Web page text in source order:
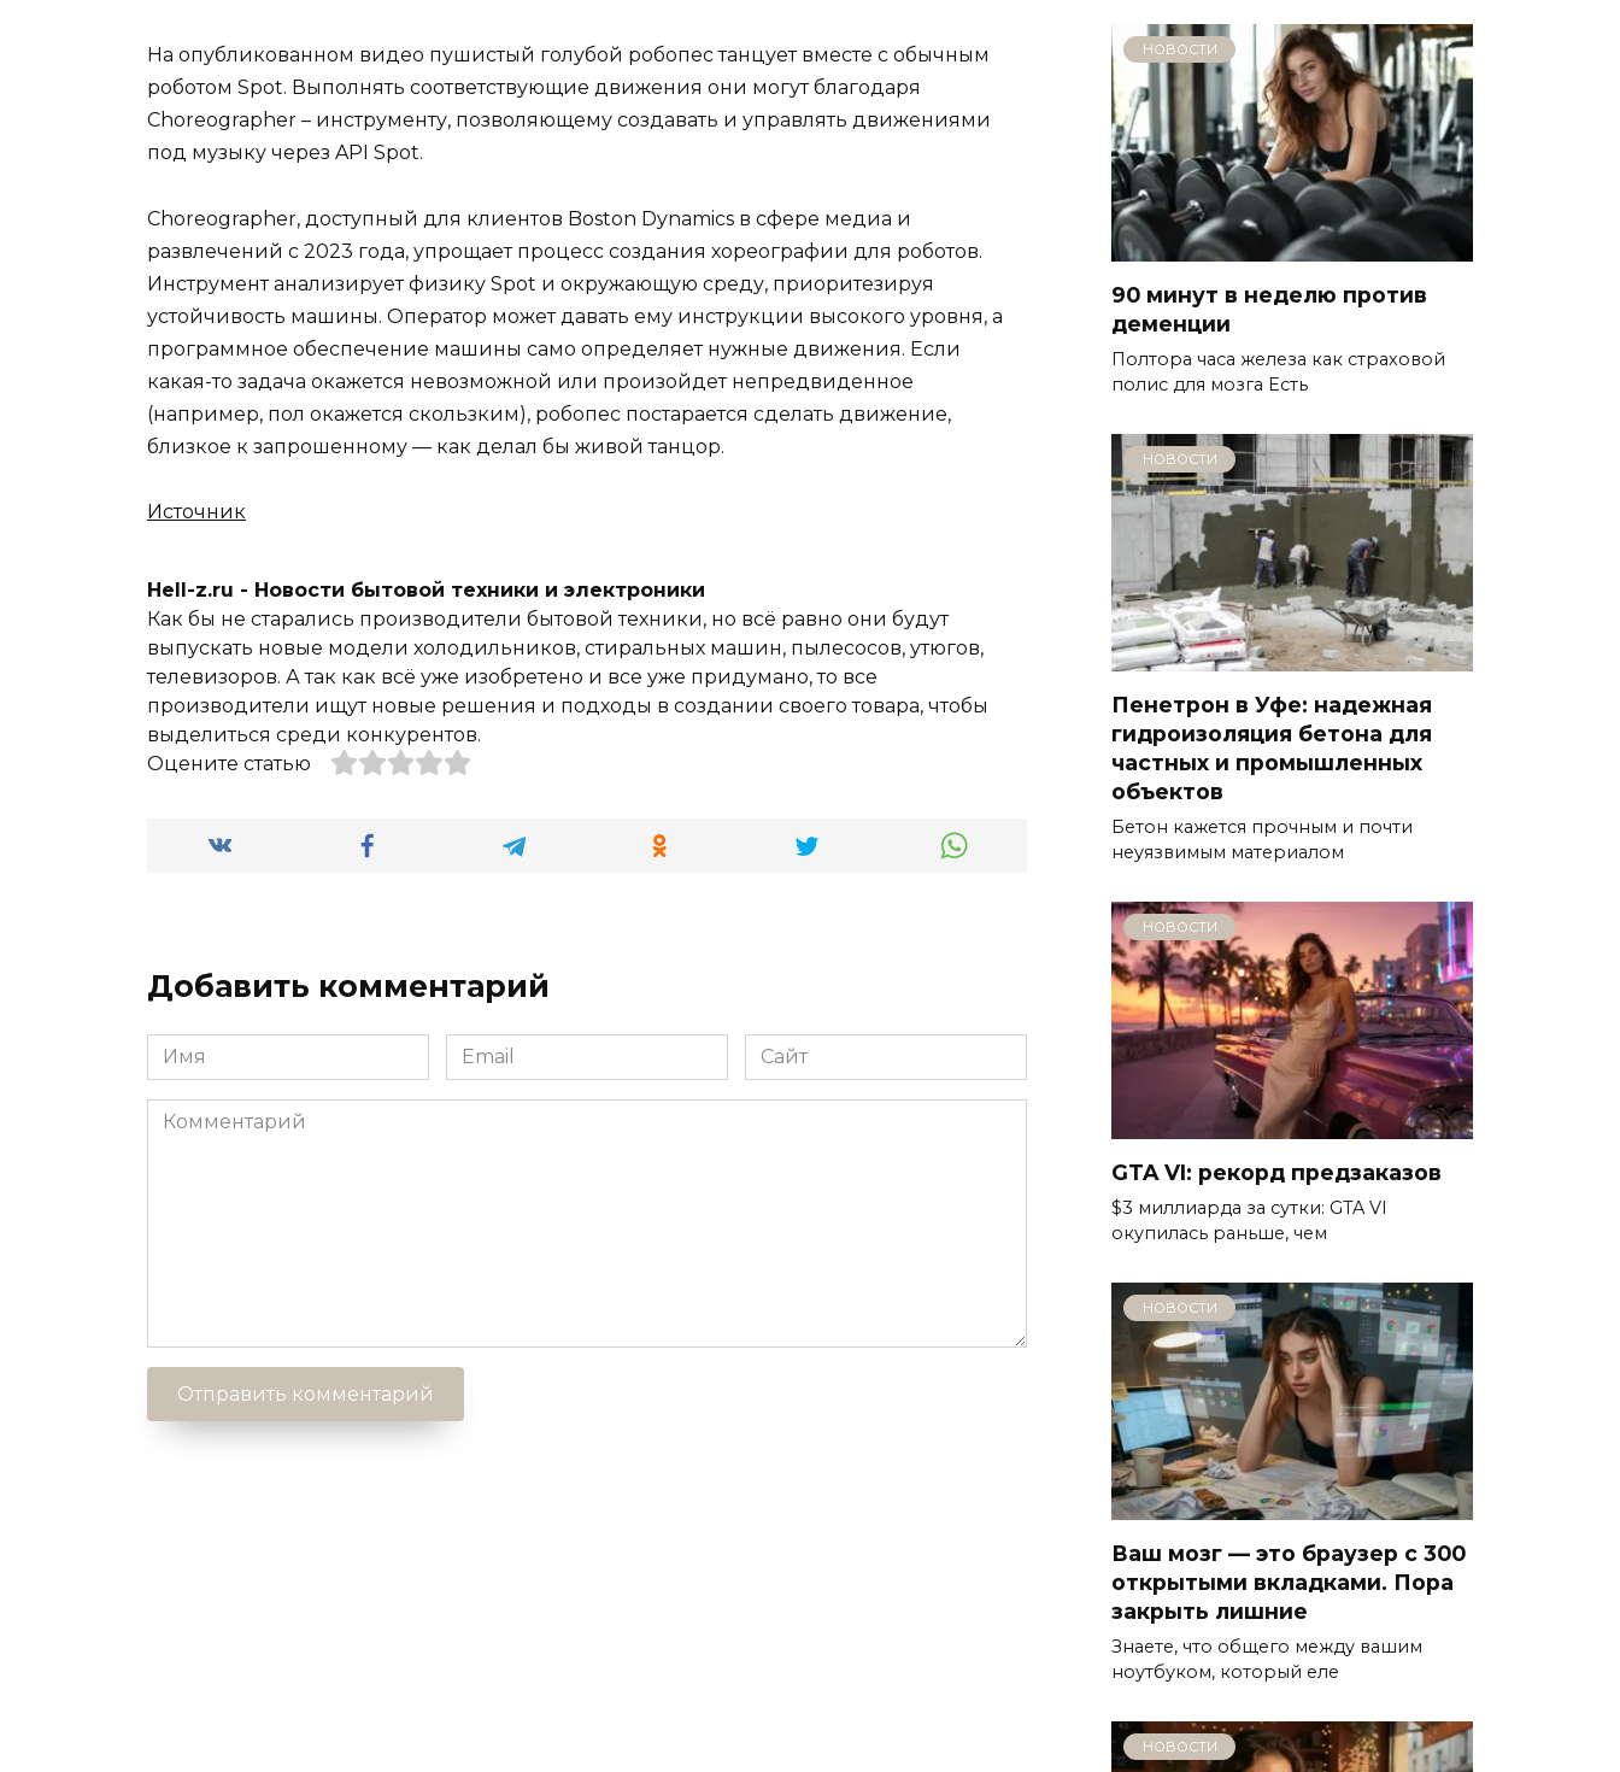
На опубликованном видео пушистый голубой робопес танцует вместе с обычным
роботом Spot. Выполнять соответствующие движения они могут благодаря
Choreographer – инструменту, позволяющему создавать и управлять движениями
под музыку через API Spot.
Choreographer, доступный для клиентов Boston Dynamics в сфере медиа и
развлечений с 2023 года, упрощает процесс создания хореографии для роботов.
Инструмент анализирует физику Spot и окружающую среду, приоритезируя
устойчивость машины. Оператор может давать ему инструкции высокого уровня, а
программное обеспечение машины само определяет нужные движения. Если
какая-то задача окажется невозможной или произойдет непредвиденное
(например, пол окажется скользким), робопес постарается сделать движение,
близкое к запрошенному — как делал бы живой танцор.
Источник
Hell-z.ru - Новости бытовой техники и электроники
Как бы не старались производители бытовой техники, но всё равно они будут
выпускать новые модели холодильников, стиральных машин, пылесосов, утюгов,
телевизоров. А так как всё уже изобретено и все уже придумано, то все
производители ищут новые решения и подходы в создании своего товара, чтобы
выделиться среди конкурентов.
Оцените статью
Добавить комментарий
Имя
*
Email
*
Сайт
Комментарий
НОВОСТИ
90 минут в неделю против
деменции
Полтора часа железа как страховой
полис для мозга Есть
НОВОСТИ
Пенетрон в Уфе: надежная
гидроизоляция бетона для
частных и промышленных
объектов
Бетон кажется прочным и почти
неуязвимым материалом
НОВОСТИ
GTA VI: рекорд предзаказов
$3 миллиарда за сутки: GTA VI
окупилась раньше, чем
НОВОСТИ
Ваш мозг — это браузер с 300
открытыми вкладками. Пора
закрыть лишние
Знаете, что общего между вашим
ноутбуком, который еле
НОВОСТИ